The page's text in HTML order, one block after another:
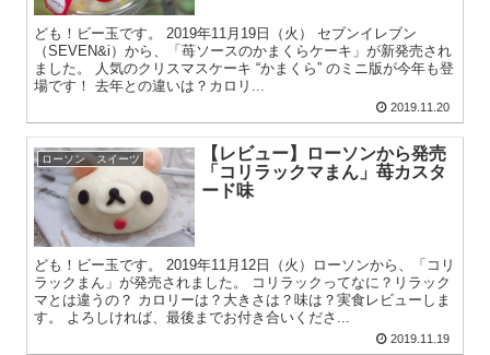
ども！ビー玉です。 2019年11月19日（火） セブンイレブン
（SEVEN&i）から、「苺ソースのかまくらケーキ」が新発売され
ました。 人気のクリスマスケーキ “かまくら” のミニ版が今年も登
場です！ 去年との違いは？カロリ...
2019.11.20
ローソン スイーツ
【レビュー】ローソンから発売
「コリラックマまん」苺カスタ
ード味
ども！ビー玉です。 2019年11月12日（火）ローソンから、「コリ
ラックまん」が発売されました。 コリラックってなに？リラック
マとは違うの？ カロリーは？大きさは？味は？実食レビューしま
す。 よろしければ、最後までお付き合いくださ...
2019.11.19